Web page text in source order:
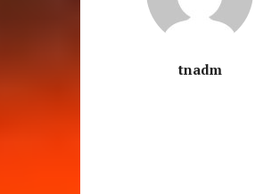
tnadm